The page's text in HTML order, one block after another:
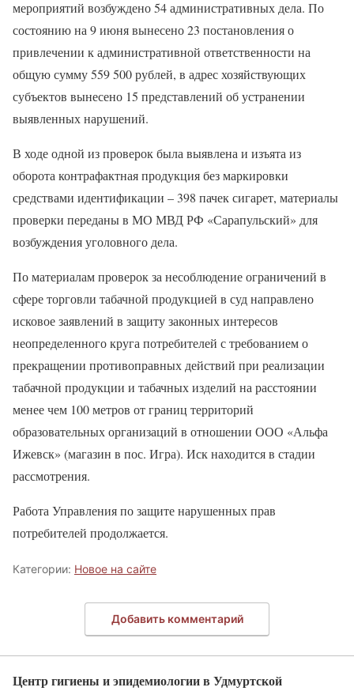
мероприятий возбуждено 54 административных дела. По
состоянию на 9 июня вынесено 23 постановления о
привлечении к административной ответственности на
общую сумму 559 500 рублей, в адрес хозяйствующих
субъектов вынесено 15 представлений об устранении
выявленных нарушений.
В ходе одной из проверок была выявлена и изъята из
оборота контрафактная продукция без маркировки
средствами идентификации – 398 пачек сигарет, материалы
проверки переданы в МО МВД РФ «Сарапульский» для
возбуждения уголовного дела.
По материалам проверок за несоблюдение ограничений в
сфере торговли табачной продукцией в суд направлено
исковое заявлений в защиту законных интересов
неопределенного круга потребителей с требованием о
прекращении противоправных действий при реализации
табачной продукции и табачных изделий на расстоянии
менее чем 100 метров от границ территорий
образовательных организаций в отношении ООО «Альфа
Ижевск» (магазин в пос. Игра). Иск находится в стадии
рассмотрения.
Работа Управления по защите нарушенных прав
потребителей продолжается.
Категории: Новое на сайте
Добавить комментарий
Центр гигиены и эпидемиологии в Удмуртской